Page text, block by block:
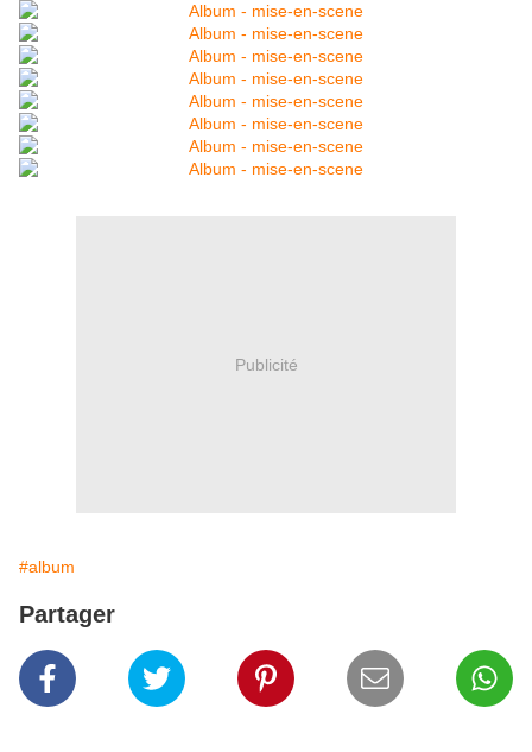
Publicité
#album
Partager